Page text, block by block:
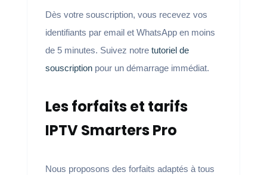
Dès votre souscription, vous recevez vos
identifiants par email et WhatsApp en moins
de 5 minutes. Suivez notre tutoriel de
souscriptionpour un démarrage immédiat.
Les forfaits et tarifs
IPTV Smarters Pro
Nous proposons des forfaits adaptés à tous